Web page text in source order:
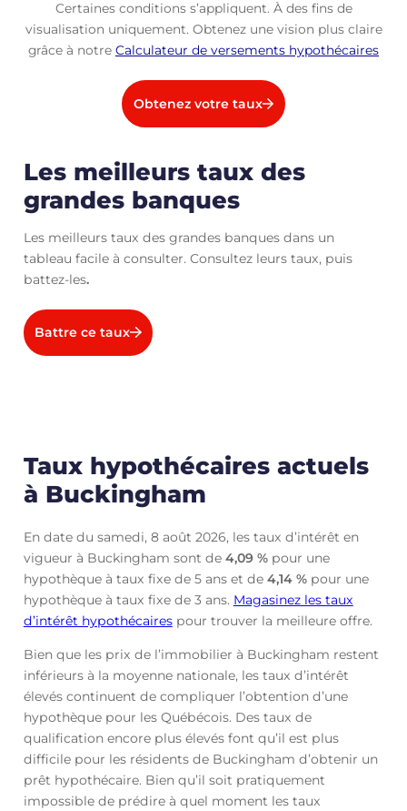
Certaines conditions s’appliquent. À des fins de
visualisation uniquement. Obtenez une vision plus claire
grâce à notre Calculateur de versements hypothécaires
Obtenez votre taux
Les meilleurs taux des
grandes banques
Les meilleurs taux des grandes banques dans un
tableau facile à consulter. Consultez leurs taux, puis
battez-les.
Battre ce taux
Taux hypothécaires actuels
à Buckingham
En date du samedi, 8 août 2026, les taux d’intérêt en
vigueur à Buckingham sont de 4,09 %pour une
hypothèque à taux fixe de 5 ans et de 4,14 %pour une
hypothèque à taux fixe de 3 ans. Magasinez les taux
d’intérêt hypothécairespour trouver la meilleure offre.
Bien que les prix de l’immobilier à Buckingham restent
inférieurs à la moyenne nationale, les taux d’intérêt
élevés continuent de compliquer l’obtention d’une
hypothèque pour les Québécois. Des taux de
qualification encore plus élevés font qu’il est plus
difficile pour les résidents de Buckingham d’obtenir un
prêt hypothécaire. Bien qu’il soit pratiquement
impossible de prédire à quel moment les taux